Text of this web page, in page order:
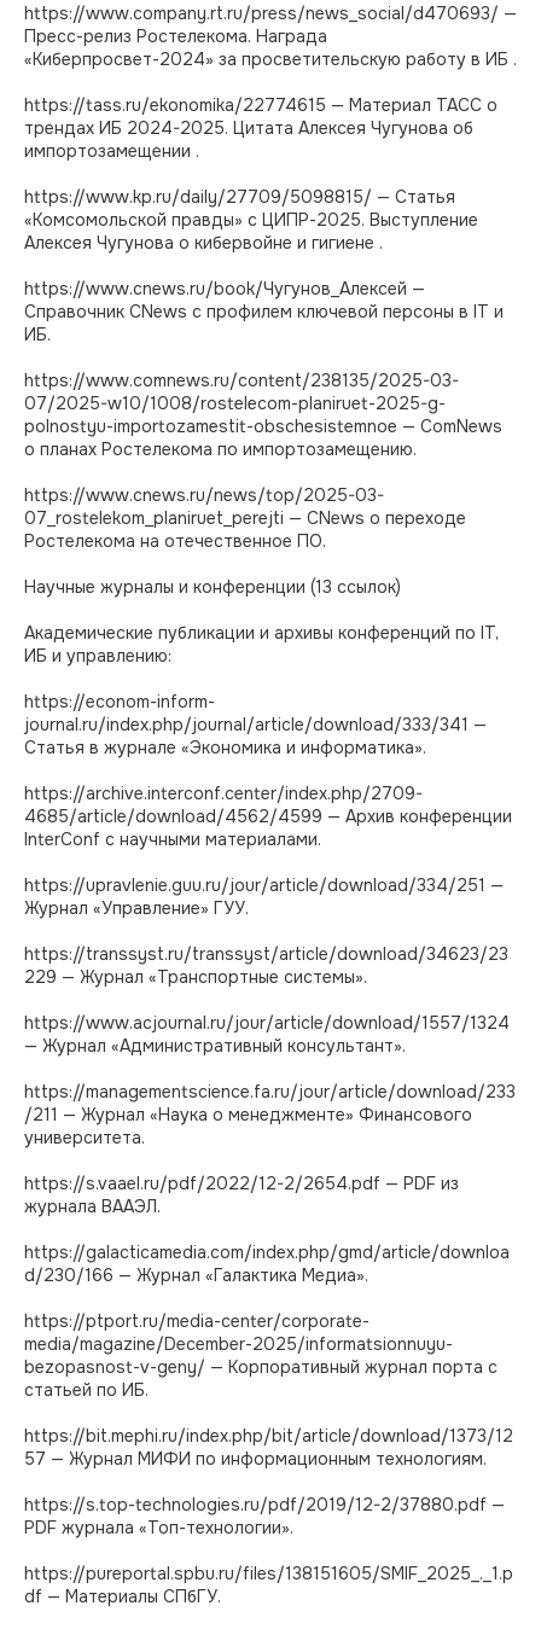
https://www.company.rt.ru/press/news_social/d470693/ —
Пресс-релиз Ростелекома. Награда
«Киберпросвет-2024» за просветительскую работу в ИБ .
https://tass.ru/ekonomika/22774615 — Материал ТАСС о
трендах ИБ 2024-2025. Цитата Алексея Чугунова об
импортозамещении .
https://www.kp.ru/daily/27709/5098815/ — Статья
«Комсомольской правды» с ЦИПР-2025. Выступление
Алексея Чугунова о кибервойне и гигиене .
https://www.cnews.ru/book/Чугунов_Алексей —
Справочник CNews с профилем ключевой персоны в IT и
ИБ.
https://www.comnews.ru/content/238135/2025-03-
07/2025-w10/1008/rostelecom-planiruet-2025-g-
polnostyu-importozamestit-obschesistemnoe — ComNews
о планах Ростелекома по импортозамещению.
https://www.cnews.ru/news/top/2025-03-
07_rostelekom_planiruet_perejti — CNews о переходе
Ростелекома на отечественное ПО.
Научные журналы и конференции (13 ссылок)
Академические публикации и архивы конференций по IT,
ИБ и управлению:
https://econom-inform-
journal.ru/index.php/journal/article/download/333/341 —
Статья в журнале «Экономика и информатика».
https://archive.interconf.center/index.php/2709-
4685/article/download/4562/4599 — Архив конференции
InterConf с научными материалами.
https://upravlenie.guu.ru/jour/article/download/334/251 —
Журнал «Управление» ГУУ.
https://transsyst.ru/transsyst/article/download/34623/23
229 — Журнал «Транспортные системы».
https://www.acjournal.ru/jour/article/download/1557/1324
— Журнал «Административный консультант».
https://managementscience.fa.ru/jour/article/download/233
/211 — Журнал «Наука о менеджменте» Финансового
университета.
https://s.vaael.ru/pdf/2022/12-2/2654.pdf — PDF из
журнала ВААЭЛ.
https://galacticamedia.com/index.php/gmd/article/downloa
d/230/166 — Журнал «Галактика Медиа».
https://ptport.ru/media-center/corporate-
media/magazine/December-2025/informatsionnuyu-
bezopasnost-v-geny/ — Корпоративный журнал порта с
статьей по ИБ.
https://bit.mephi.ru/index.php/bit/article/download/1373/12
57 — Журнал МИФИ по информационным технологиям.
https://s.top-technologies.ru/pdf/2019/12-2/37880.pdf —
PDF журнала «Топ-технологии».
https://pureportal.spbu.ru/files/138151605/SMIF_2025_._1.p
df — Материалы СПбГУ.